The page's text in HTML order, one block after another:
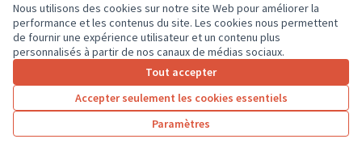
Nous utilisons des cookies sur notre site Web pour améliorer la
performance et les contenus du site. Les cookies nous permettent
de fournir une expérience utilisateur et un contenu plus
personnalisés à partir de nos canaux de médias sociaux.
Tout accepter
Accepter seulement les cookies essentiels
Paramètres